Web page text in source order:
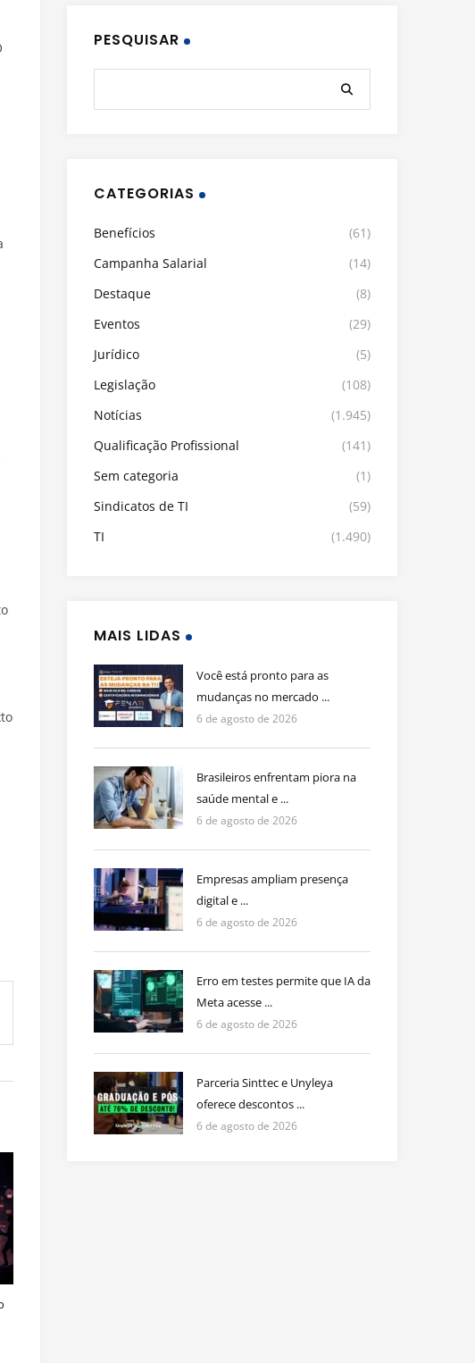
PESQUISAR
CATEGORIAS
Benefícios
(61)
Campanha Salarial
(14)
Destaque
(8)
Eventos
(29)
Jurídico
(5)
Legislação
(108)
Notícias
(1.945)
Qualificação Profissional
(141)
Sem categoria
(1)
Sindicatos de TI
(59)
TI
(1.490)
MAIS LIDAS
Você está pronto para as
mudanças no mercado ...
6 de agosto de 2026
Brasileiros enfrentam piora na
saúde mental e ...
6 de agosto de 2026
Empresas ampliam presença
digital e ...
6 de agosto de 2026
Erro em testes permite que IA da
Meta acesse ...
6 de agosto de 2026
Parceria Sinttec e Unyleya
oferece descontos ...
6 de agosto de 2026